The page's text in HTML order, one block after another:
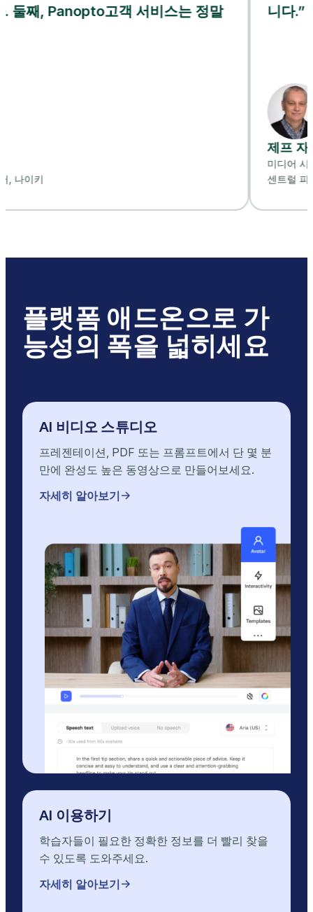
고객 서비스는 정말
니다.”
미디어 시스템 프로젝트
센트럴 피드몬트 커뮤니
플랫폼 애드온으로 가
능성의 폭을 넓히세요
AI 비디오 스튜디오
프레젠테이션, PDF 또는 프롬프트에서 단 몇 분
만에 완성도 높은 동영상으로 만들어보세요.
자세히 알아보기
AI 이용하기
학습자들이 필요한 정확한 정보를 더 빨리 찾을
수 있도록 도와주세요.
자세히 알아보기